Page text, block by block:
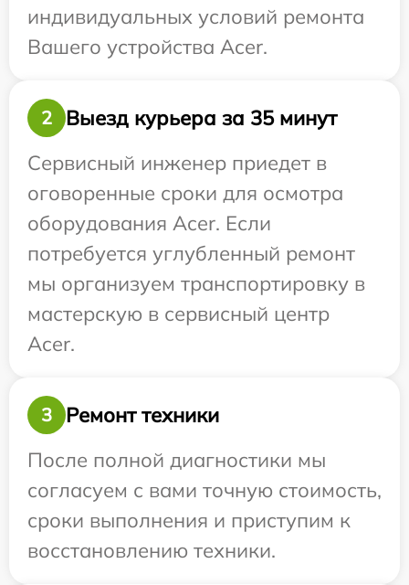
индивидуальных условий ремонта
Вашего устройства Acer.
2
Выезд курьера за 35 минут
Сервисный инженер приедет в
оговоренные сроки для осмотра
оборудования Acer. Если
потребуется углубленный ремонт
мы организуем транспортировку в
мастерскую в сервисный центр
Acer.
3
Ремонт техники
После полной диагностики мы
согласуем с вами точную стоимость,
сроки выполнения и приступим к
восстановлению техники.